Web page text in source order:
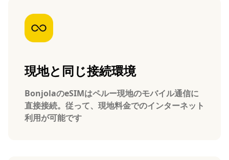
現地と同じ接続環境
BonjolaのeSIMはペルー現地のモバイル通信に
直接接続。従って、現地料金でのインターネット
利用が可能です